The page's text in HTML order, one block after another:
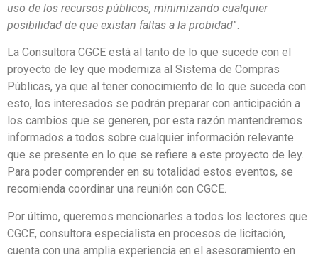
uso de los recursos públicos, minimizando cualquier
posibilidad de que existan faltas a la probidad”.
La Consultora CGCE está al tanto de lo que sucede con el
proyecto de ley que moderniza al Sistema de Compras
Públicas, ya que al tener conocimiento de lo que suceda con
esto, los interesados se podrán preparar con anticipación a
los cambios que se generen, por esta razón mantendremos
informados a todos sobre cualquier información relevante
que se presente en lo que se refiere a este proyecto de ley.
Para poder comprender en su totalidad estos eventos, se
recomienda coordinar una reunión con CGCE.
Por último, queremos mencionarles a todos los lectores que
CGCE, consultora especialista en procesos de licitación,
cuenta con una amplia experiencia en el asesoramiento en